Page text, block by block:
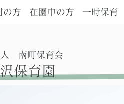
の方 在園中の方 一時保育
人 南町保育会
保育園